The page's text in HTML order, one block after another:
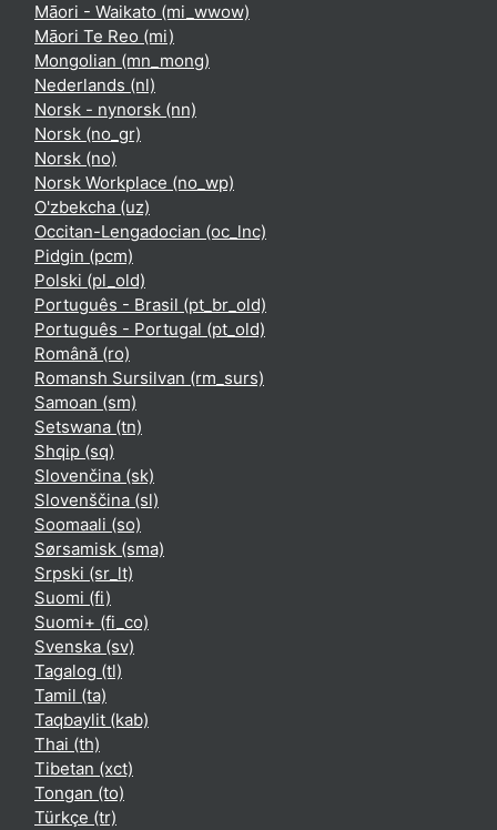
Māori - Waikato ‎(mi_wwow)‎
Māori Te Reo ‎(mi)‎
Mongolian ‎(mn_mong)‎
Nederlands ‎(nl)‎
Norsk - nynorsk ‎(nn)‎
Norsk ‎(no_gr)‎
Norsk ‎(no)‎
Norsk Workplace ‎(no_wp)‎
O'zbekcha ‎(uz)‎
Occitan-Lengadocian ‎(oc_lnc)‎
Pidgin ‎(pcm)‎
Polski ‎(pl_old)‎
Português - Brasil ‎(pt_br_old)‎
Português - Portugal ‎(pt_old)‎
Română ‎(ro)‎
Romansh Sursilvan ‎(rm_surs)‎
Samoan ‎(sm)‎
Setswana ‎(tn)‎
Shqip ‎(sq)‎
Slovenčina ‎(sk)‎
Slovenščina ‎(sl)‎
Soomaali ‎(so)‎
Sørsamisk ‎(sma)‎
Srpski ‎(sr_lt)‎
Suomi ‎(fi)‎
Suomi+ ‎(fi_co)‎
Svenska ‎(sv)‎
Tagalog ‎(tl)‎
Tamil ‎(ta)‎
Taqbaylit ‎(kab)‎
Thai ‎(th)‎
Tibetan ‎(xct)‎
Tongan ‎(to)‎
Türkçe ‎(tr)‎